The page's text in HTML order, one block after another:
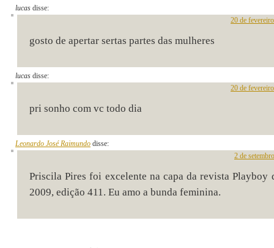
lucas disse:
20 de
gosto de apertar sertas partes das mulheres
lucas disse:
20 de
pri sonho com vc todo dia
Leonardo José Raimundo disse:
2 de
Priscila Pires foi excelente na capa da revista Playboy
2009, edição 411. Eu amo a bunda feminina.